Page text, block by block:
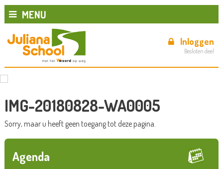
MENU
Inloggen
Besloten deel
IMG-20180828-WA0005
Sorry, maar u heeft geen toegang tot deze pagina.
Agenda